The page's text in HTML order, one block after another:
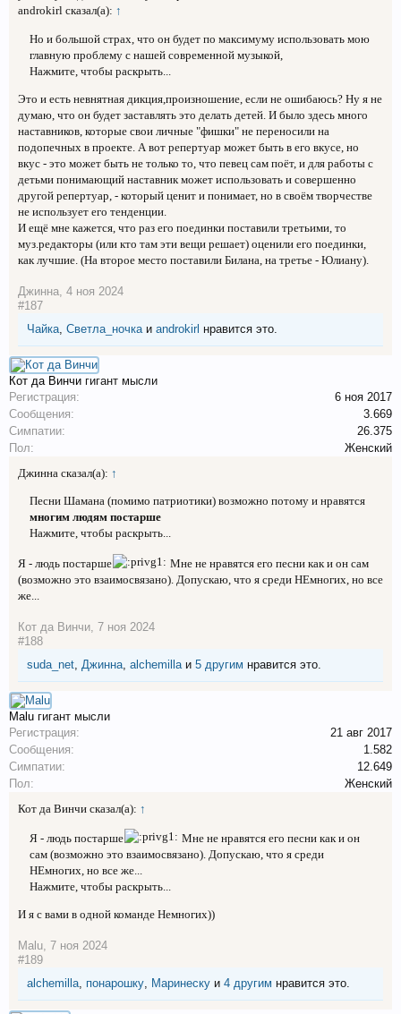
androkirl сказал(а): ↑
Но и большой страх, что он будет по максимуму использовать мою
главную проблему с нашей современной музыкой,
Нажмите, чтобы раскрыть...
Это и есть невнятная дикция,произношение, если не ошибаюсь? Ну я не
думаю, что он будет заставлять это делать детей. И было здесь много
наставников, которые свои личные "фишки" не переносили на
подопечных в проекте. А вот репертуар может быть в его вкусе, но
вкус - это может быть не только то, что певец сам поёт, и для работы с
детьми понимающий наставник может использовать и совершенно
другой репертуар, - который ценит и понимает, но в своём творчестве
не использует его тенденции.
И ещё мне кажется, что раз его поединки поставили третьими, то
муз.редакторы (или кто там эти вещи решает) оценили его поединки,
как лучшие. (На второе место поставили Билана, на третье - Юлиану).
Джинна 4 ноя 2024
#187
Чайка Светла_ночка и androkirl нравится это.
Кот да Винчи гигант мысли
Регистрация:
6 ноя 2017
Сообщения:
3.669
Симпатии:
26.375
Пол:
Женский
Джинна сказал(а): ↑
Песни Шамана (помимо патриотики) возможно потому и нравятся
многим людям постарше
Нажмите, чтобы раскрыть...
Я - людь постарше
Мне не нравятся его песни как и он сам
(возможно это взаимосвязано). Допускаю, что я среди НЕмногих, но все
же...
Кот да Винчи 7 ноя 2024
#188
suda_net Джинна alchemilla и 5 другим нравится это.
Malu гигант мысли
Регистрация:
21 авг 2017
Сообщения:
1.582
Симпатии:
12.649
Пол:
Женский
Кот да Винчи сказал(а): ↑
Я - людь постарше
Мне не нравятся его песни как и он
сам (возможно это взаимосвязано). Допускаю, что я среди
НЕмногих, но все же...
Нажмите, чтобы раскрыть...
И я с вами в одной команде Немногих))
Malu, 7 ноя 2024
#189
alchemilla, понарошку, Маринеску и 4 другим нравится это.